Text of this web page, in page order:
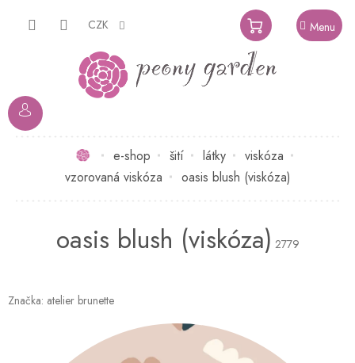
CZK
NÁKUPNÍ
KOŠÍK
Domůe-shop šití látky
viskóza
vzorovaná viskóza
oasis blush (viskóza)
oasis blush (viskóza) 2779
Značka: atelier brunette